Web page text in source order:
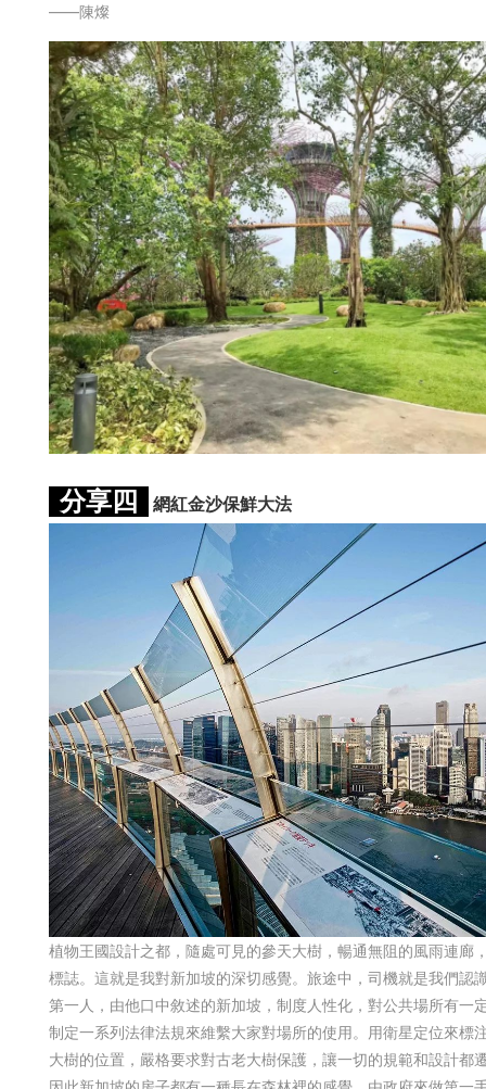
——陳燦
分享四 網紅金沙保鮮大法
植物王國設計之都，隨處可見的參天大樹，暢通無阻的風雨連廊
標誌。這就是我對新加坡的深切感覺。旅途中，司機就是我們認
第一人，由他口中敘述的新加坡，制度人性化，對公共場所有一
制定一系列法律法規來維繫大家對場所的使用。用衛星定位來標
大樹的位置，嚴格要求對古老大樹保護，讓一切的規範和設計都